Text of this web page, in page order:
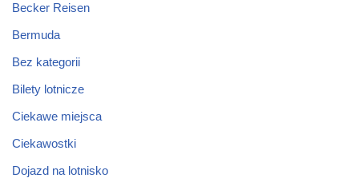
Becker Reisen
Bermuda
Bez kategorii
Bilety lotnicze
Ciekawe miejsca
Ciekawostki
Dojazd na lotnisko